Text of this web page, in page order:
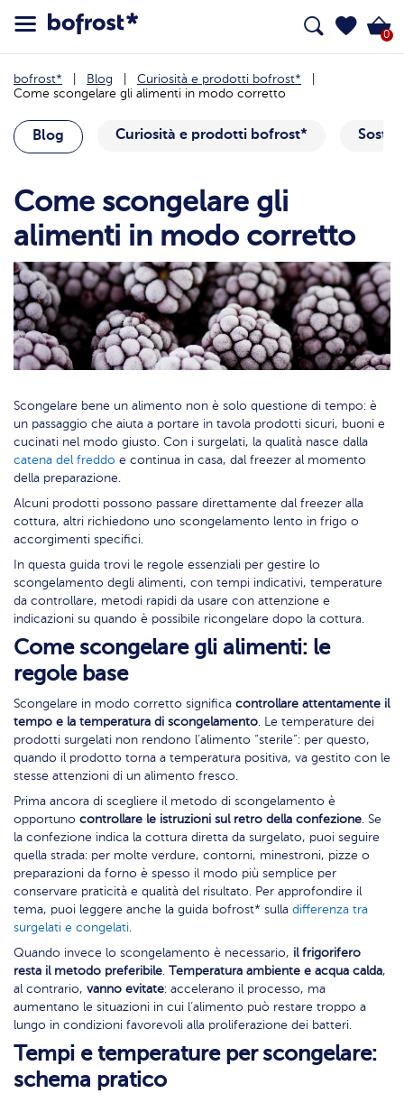
0
bofrost* Blog
Curiosità e prodotti bofrost*
Come scongelare gli alimenti in modo corretto
Blog Curiosità e prodotti bofrost*
Come scongelare gli
alimenti in modo corretto
Scongelare bene un alimento non è solo questione di tempo: è
un passaggio che aiuta a portare in tavola prodotti sicuri, buoni e
cucinati nel modo giusto. Con i surgelati, la qualità nasce dalla
catena del freddo e continua in casa, dal freezer al momento
della preparazione.
Alcuni prodotti possono passare direttamente dal freezer alla
cottura, altri richiedono uno scongelamento lento in frigo o
accorgimenti specifici.
In questa guida trovi le regole essenziali per gestire lo
scongelamento degli alimenti, con tempi indicativi, temperature
da controllare, metodi rapidi da usare con attenzione e
indicazioni su quando è possibile ricongelare dopo la cottura.
Come scongelare gli alimenti: le
regole base
Scongelare in modo corretto significa controllare attentamente il
tempo e la temperatura di scongelamento. Le temperature dei
prodotti surgelati non rendono l’alimento “sterile”: per questo,
quando il prodotto torna a temperatura positiva, va gestito con le
stesse attenzioni di un alimento fresco.
Prima ancora di scegliere il metodo di scongelamento è
opportuno controllare le istruzioni sul retro della confezione. Se
la confezione indica la cottura diretta da surgelato, puoi seguire
quella strada: per molte verdure, contorni, minestroni, pizze o
preparazioni da forno è spesso il modo più semplice per
conservare praticità e qualità del risultato. Per approfondire il
tema, puoi leggere anche la guida bofrost* sulla differenza tra
surgelati e congelati.
Quando invece lo scongelamento è necessario, il frigorifero
resta il metodo preferibile. Temperatura ambiente e acqua calda,
al contrario, vanno evitate: accelerano il processo, ma
aumentano le situazioni in cui l’alimento può restare troppo a
lungo in condizioni favorevoli alla proliferazione dei batteri.
Tempi e temperature per scongelare:
schema pratico